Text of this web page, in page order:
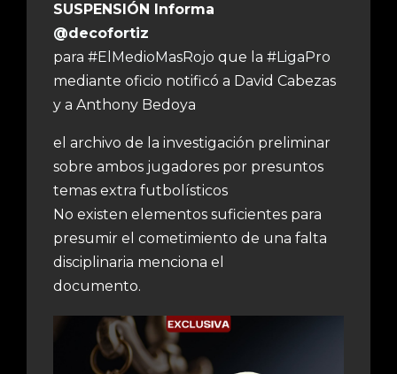
SUSPENSIÓN
Informa
@decofortiz
para #ElMedioMasRojo que la #LigaPro
mediante oficio notificó a David Cabezas
y a Anthony Bedoya
el archivo de la investigación preliminar
sobre ambos jugadores por presuntos
temas extra futbolísticos
No existen elementos suficientes para
presumir el cometimiento de una falta
disciplinaria menciona el
documento.